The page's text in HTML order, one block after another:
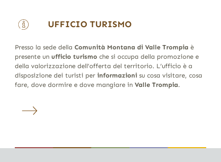
UFFICIO TURISMO
Presso la sede della Comunità Montana di Valle Trompia è
presente un ufficio turismoche si occupa della promozione e
della valorizzazione dell’offerta del territorio. L’ufficio è a
disposizione dei turisti per informazionisu cosa visitare, cosa
fare, dove dormire e dove mangiare in Valle Trompia.